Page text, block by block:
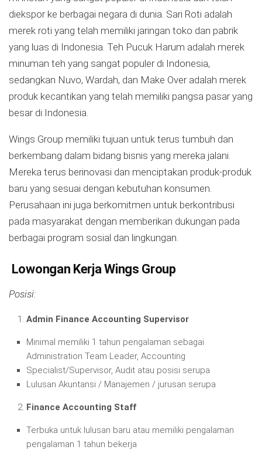
diekspor ke berbagai negara di dunia. Sari Roti adalah
merek roti yang telah memiliki jaringan toko dan pabrik
yang luas di Indonesia. Teh Pucuk Harum adalah merek
minuman teh yang sangat populer di Indonesia,
sedangkan Nuvo, Wardah, dan Make Over adalah merek
produk kecantikan yang telah memiliki pangsa pasar yang
besar di Indonesia.
Wings Group memiliki tujuan untuk terus tumbuh dan
berkembang dalam bidang bisnis yang mereka jalani.
Mereka terus berinovasi dan menciptakan produk-produk
baru yang sesuai dengan kebutuhan konsumen.
Perusahaan ini juga berkomitmen untuk berkontribusi
pada masyarakat dengan memberikan dukungan pada
berbagai program sosial dan lingkungan.
Lowongan Kerja Wings Group
Posisi:
Admin Finance Accounting Supervisor
Minimal memiliki 1 tahun pengalaman sebagai
Administration Team Leader, Accounting
Specialist/Supervisor, Audit atau posisi serupa
Lulusan Akuntansi / Manajemen / jurusan serupa
Finance Accounting Staff
Terbuka untuk lulusan baru atau memiliki pengalaman
pengalaman 1 tahun bekerja